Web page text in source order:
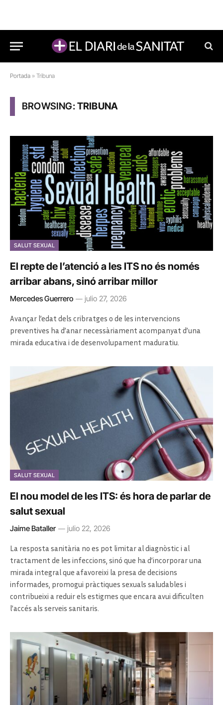
Portada » Tribuna
BROWSING:TRIBUNA
SALUT SEXUAL
El repte de l’atenció a les ITS no és només
arribar abans, sinó arribar millor
Mercedes Guerrero julio 27, 2026
Avançar l’edat dels cribratges o de les intervencions
preventives ha d’anar necessàriament acompanyat d’una
mirada educativa i de desenvolupament maduratiu.
SALUT SEXUAL
El nou model de les ITS: és hora de parlar de
salut sexual
Jaime Bataller julio 22, 2026
La resposta sanitària no es pot limitar al diagnòstic i al
tractament de les infeccions, sinó que ha d’incorporar una
mirada integral que afavoreixi la presa de decisions
informades, promogui pràctiques sexuals saludables i
contribueixi a reduir els estigmes que encara avui dificulten
l’accés als serveis sanitaris.